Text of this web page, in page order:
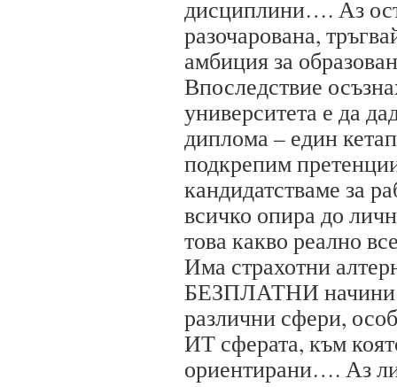
дисциплини…. Аз
разочарована,
амбиция за
Впоследствие
университета е да
диплома – един
подкрепим
кандидатстваме за
всичко опира до
това какво реално
Има страхотни
БЕЗПЛАТНИ начини
различни сфери,
ИТ сферата, към
ориентирани…. Аз